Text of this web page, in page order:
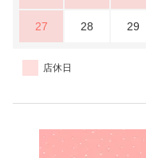
27 28 29
店休日